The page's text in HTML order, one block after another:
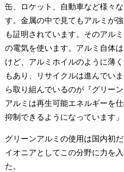
缶、ロケット、自動車など様々
す。金属の中で見てもアルミが
も証明されています。そのアル
の電気を使います。アルミ自体
けど、アルミホイルのように薄
もあり、リサイクルは進んでい
ら取り組んでいるのが『グリー
アルミは再生可能エネルギーを
抑制できるようになっています」
グリーンアルミの使用は国内初
イオニアとしてこの分野に力を
た。